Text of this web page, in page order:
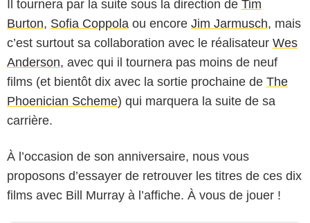
Il tournera par la suite sous la direction de Tim
Burton, Sofia Coppola ou encore Jim Jarmusch, mais
c’est surtout sa collaboration avec le réalisateur Wes
Anderson, avec qui il tournera pas moins de neuf
films (et bientôt dix avec la sortie prochaine de The
Phoenician Scheme) qui marquera la suite de sa
carrière.
À l’occasion de son anniversaire, nous vous
proposons d’essayer de retrouver les titres de ces dix
films avec Bill Murray à l’affiche. À vous de jouer !